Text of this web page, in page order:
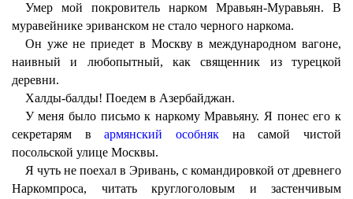
Умер мой покровитель нарком Мравьян-Муравьян. В
муравейнике эриванском не стало черного наркома.
Он уже не приедет в Москву в международном вагоне,
наивный и любопытный, как священник из турецкой
деревни.
Халды-балды! Поедем в Азербайджан.
У меня было письмо к наркому Мравьяну. Я понес его к
секретарям вармянский особняк на самой чистой
посольской улице Москвы.
Я чуть не поехал в Эривань, с командировкой от древнего
Наркомпроса, читать круглоголовым и застенчивым